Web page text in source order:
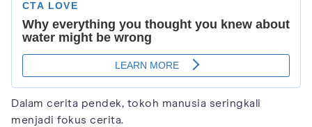
Dalam cerita pendek, tokoh manusia seringkali
menjadi fokus cerita.